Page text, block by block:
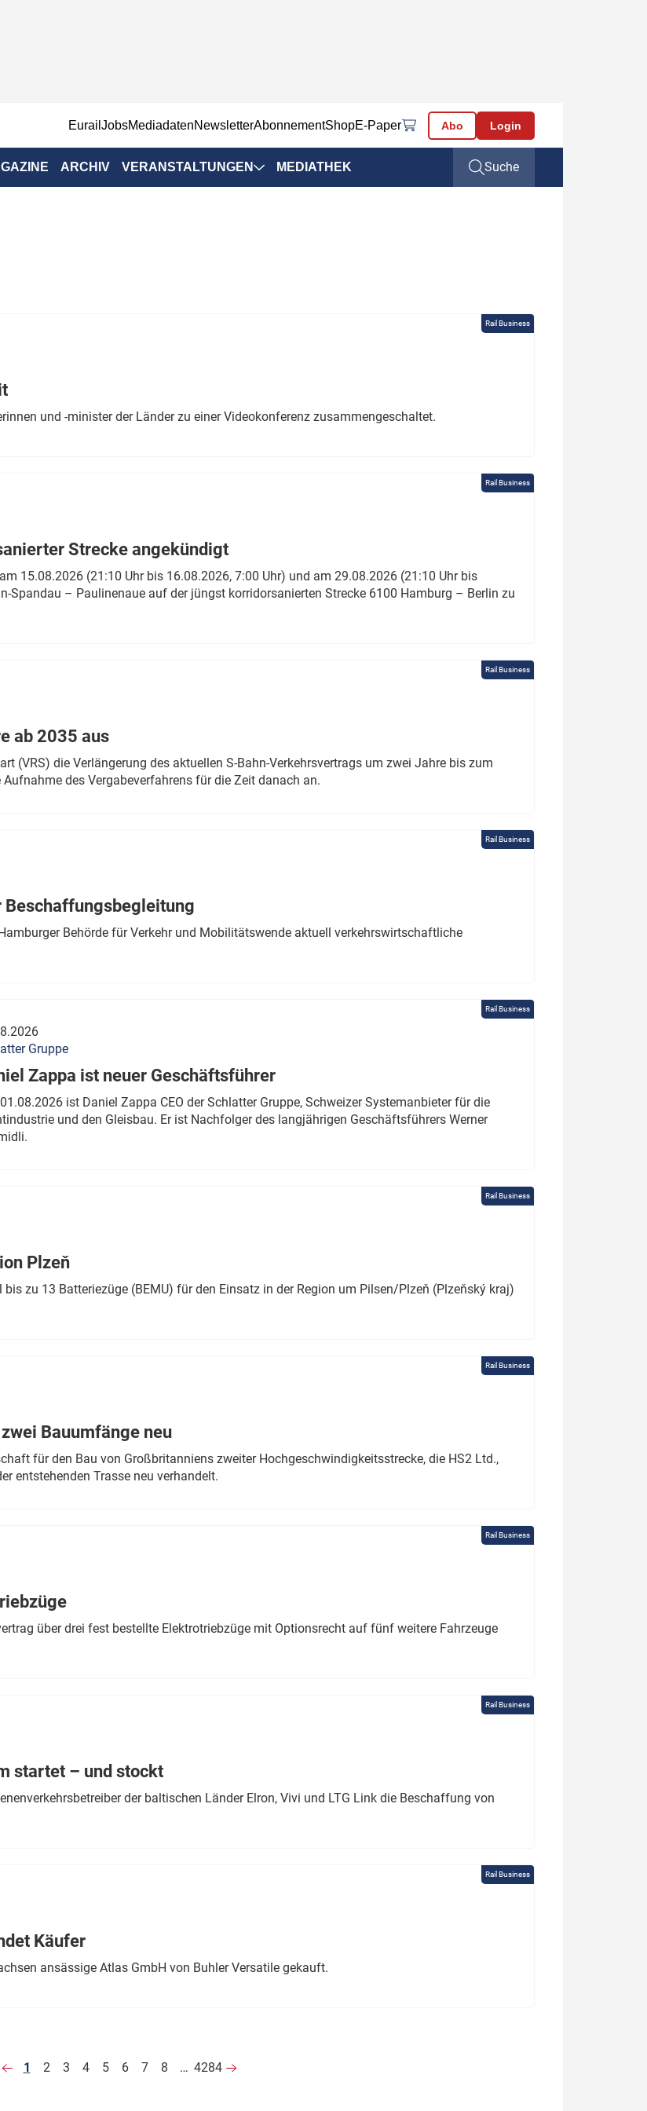
EurailJobsMediadatenNewsletterAbonnementShopE-Paper Abo Login
ARCHIV VERANSTALTUNGEN MEDIATHEK Suche
Rail Business
und -minister der Länder zu einer Videokonferenz zusammengeschaltet.
Rail Business
Strecke angekündigt
15.08.2026 (21:10 Uhr bis 16.08.2026, 7:00 Uhr) und am 29.08.2026 (21:10 Uhr bis
Spandau – Paulinenaue auf der jüngst korridorsanierten Strecke 6100 Hamburg – Berlin zu
Rail Business
ab 2035 aus
(VRS) die Verlängerung des aktuellen S-Bahn-Verkehrsvertrags um zwei Jahre bis zum
des Vergabeverfahrens für die Zeit danach an.
Rail Business
Behörde für Verkehr und Mobilitätswende aktuell verkehrswirtschaftliche
Rail Business
Gruppe
Zappa ist neuer Geschäftsführer
ist Daniel Zappa CEO der Schlatter Gruppe, Schweizer Systemanbieter für die
und den Gleisbau. Er ist Nachfolger des langjährigen Geschäftsführers Werner
Rail Business
Plzeň
zu 13 Batteriezüge (BEMU) für den Einsatz in der Region um Pilsen/Plzeň (Plzeňský kraj)
Rail Business
Bauumfänge neu
für den Bau von Großbritanniens zweiter Hochgeschwindigkeitsstrecke, die HS2 Ltd.,
entstehenden Trasse neu verhandelt.
Rail Business
über drei fest bestellte Elektrotriebzüge mit Optionsrecht auf fünf weitere Fahrzeuge
Rail Business
startet – und stockt
der baltischen Länder Elron, Vivi und LTG Link die Beschaffung von
Rail Business
Käufer
ansässige Atlas GmbH von Buhler Versatile gekauft.
1 2 3 4 5 6 7 8 … 4284